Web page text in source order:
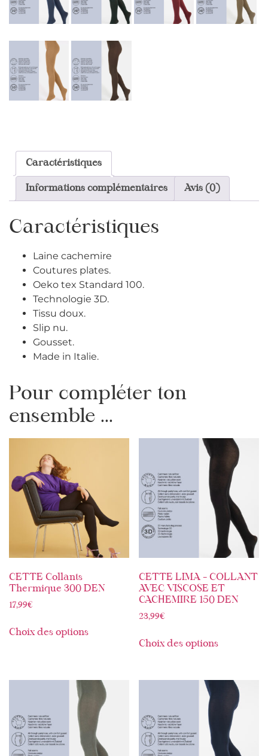
Caractéristiques
Informations complémentaires Avis (0)
Caractéristiques
Laine cachemire
Coutures plates.
Oeko tex Standard 100.
Technologie 3D.
Tissu doux.
Slip nu.
Gousset.
Made in Italie.
Pour compléter ton
ensemble ...
CETTE Collants
Thermique 300 DEN
17,99€
Choix des options
CETTE LIMA – COLLANT
AVEC VISCOSE ET
CACHEMIRE 150 DEN
23,99€
Choix des options